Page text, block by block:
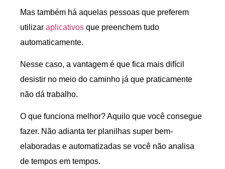
Mas também há aquelas pessoas que preferem
utilizar aplicativos que preenchem tudo
automaticamente.
Nesse caso, a vantagem é que fica mais difícil
desistir no meio do caminho já que praticamente
não dá trabalho.
O que funciona melhor? Aquilo que você consegue
fazer. Não adianta ter planilhas super bem-
elaboradas e automatizadas se você não analisa
de tempos em tempos.